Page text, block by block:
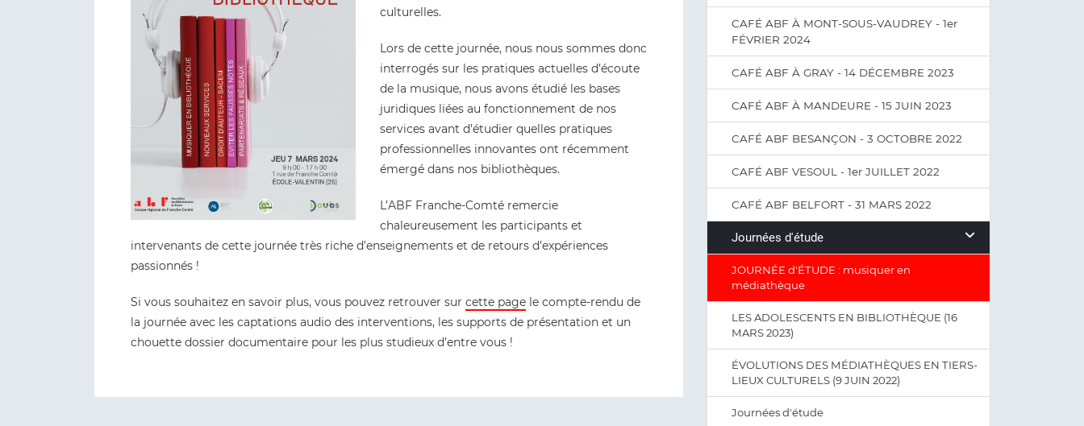
culturelles.
Lors de cette journée, nous nous sommes donc
interrogés sur les pratiques actuelles d’écoute
de la musique, nous avons étudié les bases
juridiques liées au fonctionnement de nos
services avant d’étudier quelles pratiques
professionnelles innovantes ont récemment
émergé dans nos bibliothèques.
L’ABF Franche-Comté remercie
chaleureusement les participants et
intervenants de cette journée très riche d’enseignements et de retours d’expériences
passionnés !
Si vous souhaitez en savoir plus, vous pouvez retrouver sur cette page le compte-rendu de
la journée avec les captations audio des interventions, les supports de présentation et un
chouette dossier documentaire pour les plus studieux d’entre vous !
CAFÉ ABF À MONT-SOUS-VAUDREY - 1er
FÉVRIER 2024
CAFÉ ABF À GRAY - 14 DÉCEMBRE 2023
CAFÉ ABF À MANDEURE - 15 JUIN 2023
CAFÉ ABF BESANÇON - 3 OCTOBRE 2022
CAFÉ ABF VESOUL - 1er JUILLET 2022
CAFÉ ABF BELFORT - 31 MARS 2022
Journées d'étude
JOURNÉE d'ÉTUDE : musiquer en
médiathèque
LES ADOLESCENTS EN BIBLIOTHÈQUE (16
MARS 2023)
ÉVOLUTIONS DES MÉDIATHÈQUES EN TIERS-
LIEUX CULTURELS (9 JUIN 2022)
Journées d'étude